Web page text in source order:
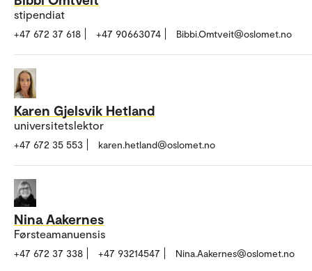
stipendiat
+47 672 37 618 +47 90663074 Bibbi.Omtveit@oslomet.no
Karen Gjelsvik Hetland
universitetslektor
+47 672 35 553 karen.hetland@oslomet.no
Nina Aakernes
Førsteamanuensis
+47 672 37 338 +47 93214547 Nina.Aakernes@oslomet.no